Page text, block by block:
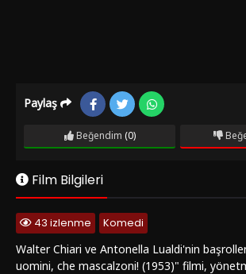
Paylaş
Beğendim (0)
Film Bilgileri
43 izlenme
Komedi
Walter Chiari ve Antonella Lualdi'nin
uomini, che mascalzoni! (1953)" filmi,